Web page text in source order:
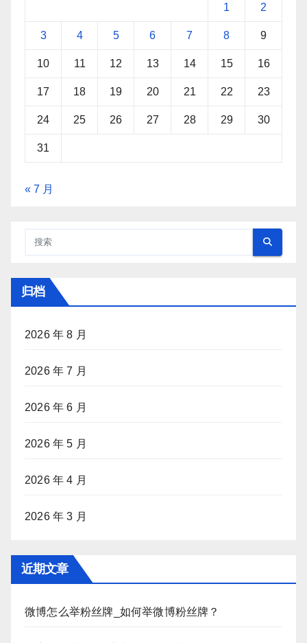
1 2
3 4 5 6 7 8 9
10 11 12 13 14 15 16
17 18 19 20 21 22 23
24 25 26 27 28 29 30
31
« 7 月
归档
2026 年 8 月
2026 年 7 月
2026 年 6 月
2026 年 5 月
2026 年 4 月
2026 年 3 月
近期文章
微博怎么举粉丝牌_如何举微博粉丝牌？